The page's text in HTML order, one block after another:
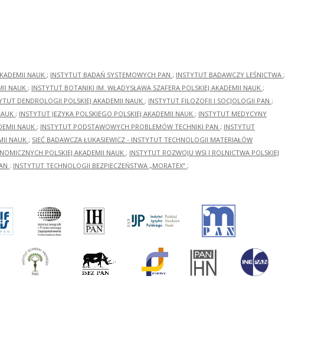
NAUK ; INSTYTUT BADAŃ SYSTEMOWYCH PAN ; INSTYTUT BADAWCZY LEŚNICTWA ;
NAUK ; INSTYTUT BOTANIKI IM. WŁADYSŁAWA SZAFERA POLSKIEJ AKADEMII NAUK ;
DENDROLOGII POLSKIEJ AKADEMII NAUK ; INSTYTUT FILOZOFII I SOCJOLOGII PAN ;
; INSTYTUT JĘZYKA POLSKIEGO POLSKIEJ AKADEMII NAUK ; INSTYTUT MEDYCYNY
NAUK ; INSTYTUT PODSTAWOWYCH PROBLEMÓW TECHNIKI PAN ; INSTYTUT
NAUK ; SIEĆ BADAWCZA ŁUKASIEWICZ - INSTYTUT TECHNOLOGII MATERIAŁÓW
POLSKIEJ AKADEMII NAUK ; INSTYTUT ROZWOJU WSI I ROLNICTWA POLSKIEJ
; INSTYTUT TECHNOLOGII BEZPIECZEŃSTWA „MORATEX” ;